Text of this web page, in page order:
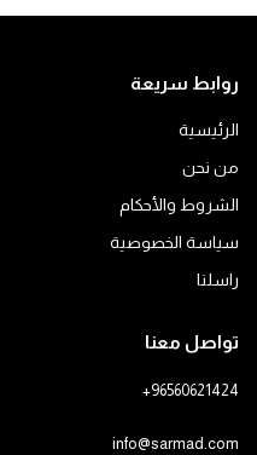
روابط سريعة
الرئيسية
من نحن
الشروط والأحكام
سياسة الخصوصية
راسلنا
تواصل معنا
+96560621424
info@sarmad.com